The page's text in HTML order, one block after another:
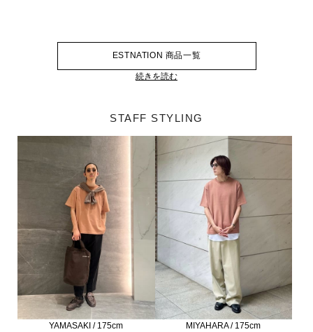
ESTNATION 商品一覧
続きを読む
STAFF STYLING
YAMASAKI / 175cm
MIYAHARA / 175cm